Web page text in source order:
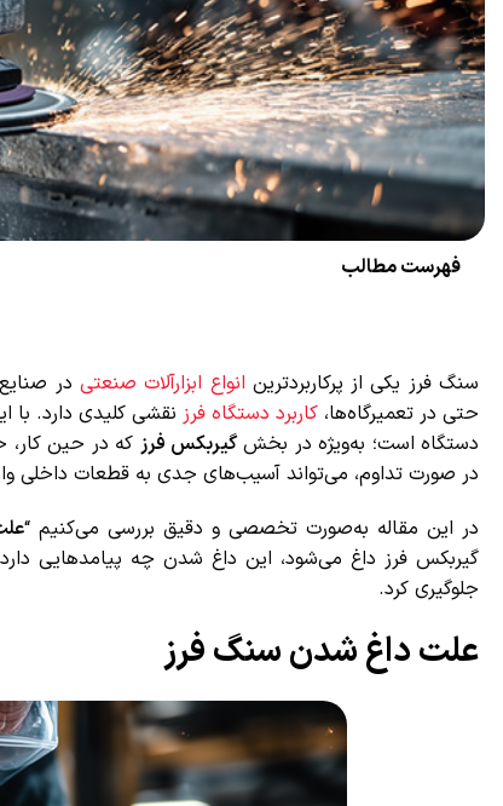
فهرست مطالب
سنگ فرز یکی از پرکاربردترینانواع ابزارآلات صنعتیدر صنایع
حتی در تعمیرگاه‌ها،کاربرد دستگاه فرزنقشی کلیدی دارد. با
دستگاه است؛ به‌ویژه در بخشگیربکس فرزکه در حین کار،
در صورت تداوم، می‌تواند آسیب‌های جدی به قطعات داخلی
در این مقاله به‌صورت تخصصی و دقیق بررسی می‌کنیم “
گیربکس فرز داغ می‌شود، این داغ شدن چه پیامدهایی
جلوگیری کرد.
علت داغ شدن سنگ فرز